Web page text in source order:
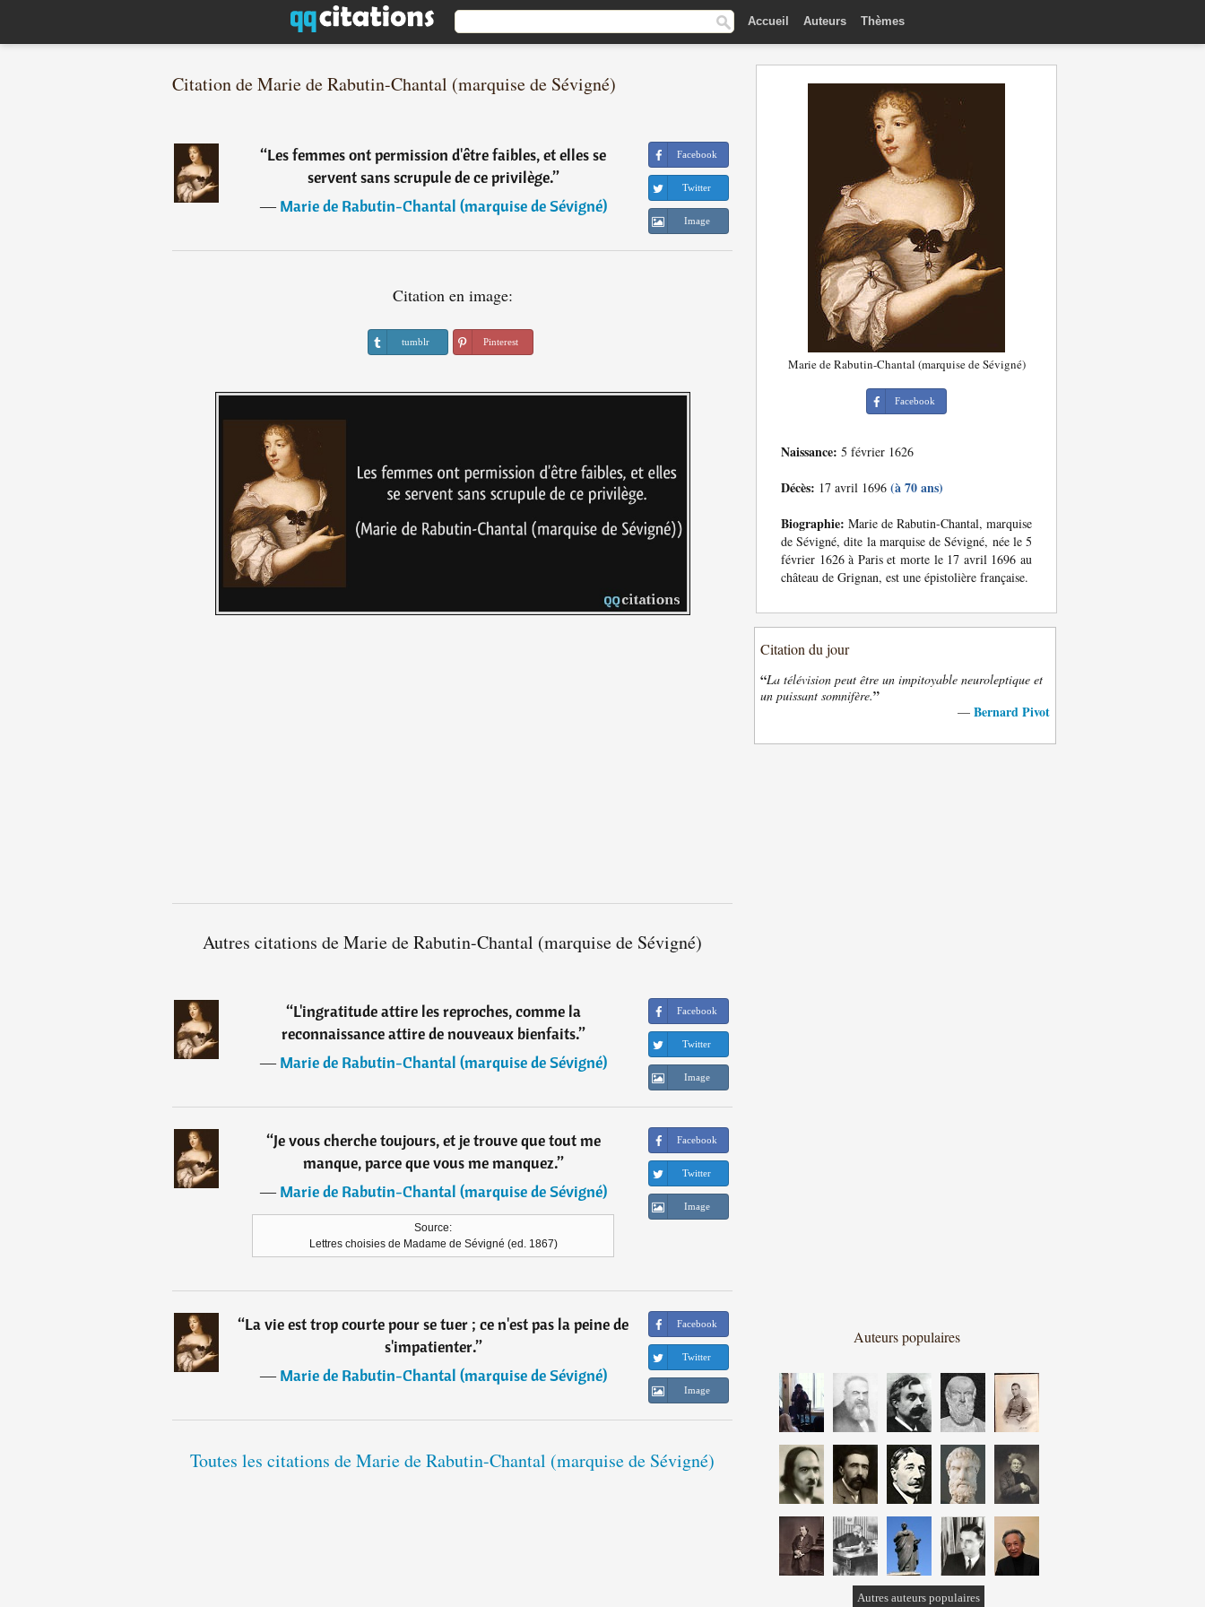
Accueil Auteurs Thèmes
Citation de Marie de Rabutin-Chantal (marquise de Sévigné)
“Les femmes ont permission d'être faibles, et elles se
servent sans scrupule de ce privilège.”
―Marie de Rabutin-Chantal (marquise de Sévigné)
Facebook
Twitter
Image
Citation en image:
tumblr Pinterest
Autres citations de Marie de Rabutin-Chantal (marquise de Sévigné)
“L'ingratitude attire les reproches, comme la
reconnaissance attire de nouveaux bienfaits.”
―Marie de Rabutin-Chantal (marquise de Sévigné)
Facebook
Twitter
Image
“Je vous cherche toujours, et je trouve que tout me
manque, parce que vous me manquez.”
―Marie de Rabutin-Chantal (marquise de Sévigné)
Source:
Lettres choisies de Madame de Sévigné (ed. 1867)
Facebook
Twitter
Image
“La vie est trop courte pour se tuer ; ce n'est pas la peine de
s'impatienter.”
―Marie de Rabutin-Chantal (marquise de Sévigné)
Facebook
Twitter
Image
Toutes les citations de Marie de Rabutin-Chantal (marquise de Sévigné)
Marie de Rabutin-Chantal (marquise de Sévigné)
Facebook
Naissance: 5 février 1626
Décès: 17 avril 1696 (à 70 ans)
Biographie: Marie de Rabutin-Chantal, marquise
de Sévigné, dite la marquise de Sévigné, née le 5
février 1626 à Paris et morte le 17 avril 1696 au
château de Grignan, est une épistolière française.
Citation du jour
“La télévision peut être un impitoyable neuroleptique et
un puissant somnifère.”
— Bernard Pivot
Auteurs populaires
Autres auteurs populaires